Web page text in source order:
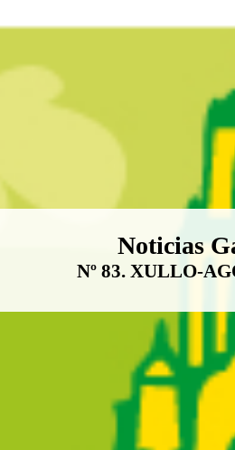
Boletín
Noticias
Nº 83. XULLO-